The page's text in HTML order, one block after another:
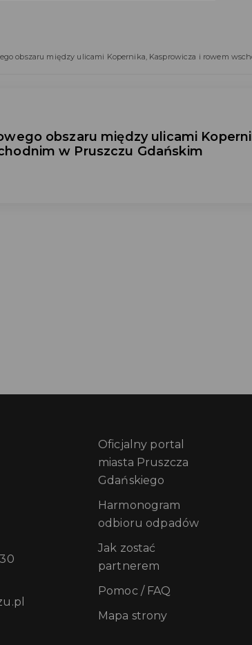
obszaru między ulicami Kopernika, Kasprowicza i rowem
obszaru między ulicami
w Pruszczu Gdańskim
Oficjalny portal
miasta Pruszcza
Gdańskiego
Harmonogram
odbioru odpadów
Jak zostać
partnerem
Pomoc / FAQ
Mapa strony